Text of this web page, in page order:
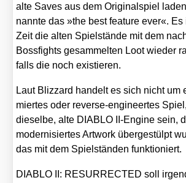
alte Saves aus dem Ori­gi­nal­spiel
nann­te das »the best fea­ture ever«.
Zeit die alten Spiel­stän­de mit dem
Boss­fights gesam­mel­ten Loot wie­der
falls die noch exis­tie­ren.
Laut Bliz­zard han­delt es sich nicht
mier­tes oder rever­se-engi­neer­tes
die­sel­be, alte DIABLO II-Engi­ne sein,
moder­ni­sier­tes Art­work über­ge­stülpt
das mit dem Spiel­stän­den funk­tio­niert.
DIABLO II: RESURRECTED soll